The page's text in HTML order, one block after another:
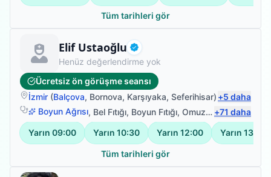
Tüm tarihleri gör
Elif Ustaoğlu Doğrulanmış
Fizyoterapist
Henüz değerlendirme yok
Ücretsiz ön görüşme seansı
İzmir (Balçova, Bornova, Karşıyaka, Seferihisar) +5 daha
Boyun Ağrısı, Bel Fıtığı, Boyun Fıtığı, Omuz Bağ Yaralanması +71 daha
Yarın 09:00 Yarın 10:30 Yarın 12:00 Yarın 13:30
Tüm tarihleri gör